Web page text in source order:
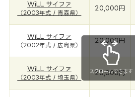
WiLL サイファ
（2003年式 / 青森県）
20,000円
WiLL サイファ
（2002年式 / 広島県）
20,000円
WiLL サイファ
（2003年式 / 埼玉県）
20,000円
スクロールできます